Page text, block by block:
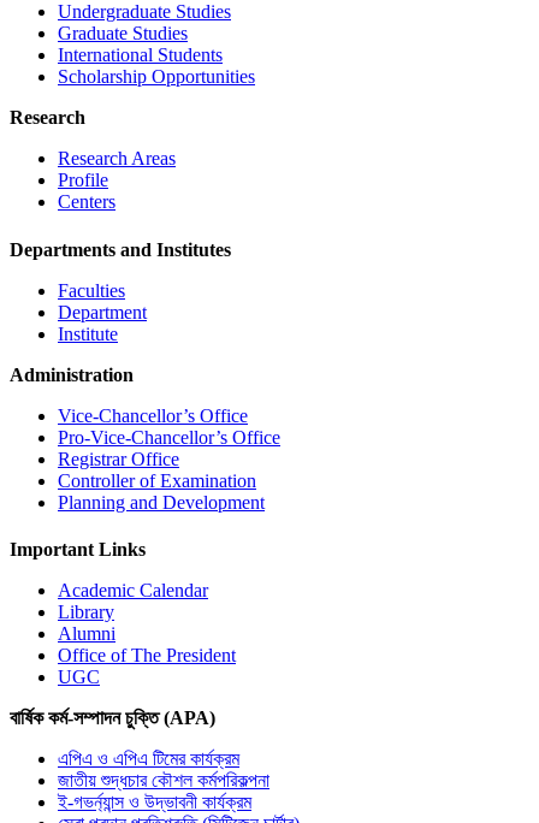
Undergraduate Studies
Graduate Studies
International Students
Scholarship Opportunities
Research
Research Areas
Profile
Centers
Departments and Institutes
Faculties
Department
Institute
Administration
Vice-Chancellor’s Office
Pro-Vice-Chancellor’s Office
Registrar Office
Controller of Examination
Planning and Development
Important Links
Academic Calendar
Library
Alumni
Office of The President
UGC
বার্ষিক কর্ম-সম্পাদন চুক্তি (APA)
এপিএ ও এপিএ টিমের কার্যক্রম
জাতীয় শুদ্ধচার কৌশল কর্মপরিকল্পনা
ই-গভর্ন্যান্স ও উদ্ভাবনী কার্যক্রম